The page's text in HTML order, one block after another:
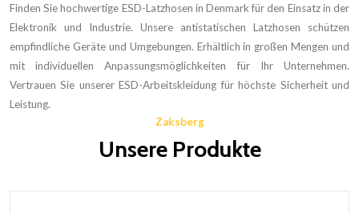
Finden Sie hochwertige ESD-Latzhosen in Denmark für den Einsatz in der
Elektronik und Industrie. Unsere antistatischen Latzhosen schützen
empfindliche Geräte und Umgebungen. Erhältlich in großen Mengen und
mit individuellen Anpassungsmöglichkeiten für Ihr Unternehmen.
Vertrauen Sie unserer ESD-Arbeitskleidung für höchste Sicherheit und
Leistung.
Zaksberg
Unsere Produkte